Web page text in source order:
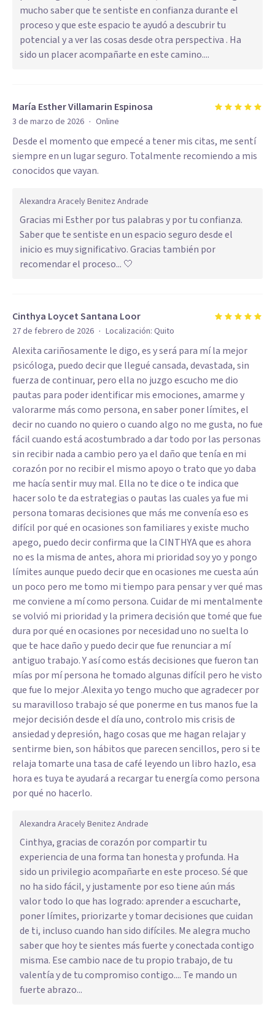
mucho saber que te sentiste en confianza durante el
proceso y que este espacio te ayudó a descubrir tu
potencial y a ver las cosas desde otra perspectiva . Ha
sido un placer acompañarte en este camino....
María Esther Villamarin Espinosa
3 de marzo de 2026 · Online
Desde el momento que empecé a tener mis citas, me sentí
siempre en un lugar seguro. Totalmente recomiendo a mis
conocidos que vayan.
Alexandra Aracely Benitez Andrade
Gracias mi Esther por tus palabras y por tu confianza.
Saber que te sentiste en un espacio seguro desde el
inicio es muy significativo. Gracias también por
recomendar el proceso... 🤍
Cinthya Loycet Santana Loor
27 de febrero de 2026 · Localización: Quito
Alexita cariñosamente le digo, es y será para mí la mejor
psicóloga, puedo decir que llegué cansada, devastada, sin
fuerza de continuar, pero ella no juzgo escucho me dio
pautas para poder identificar mis emociones, amarme y
valorarme más como persona, en saber poner límites, el
decir no cuando no quiero o cuando algo no me gusta, no fue
fácil cuando está acostumbrado a dar todo por las personas
sin recibir nada a cambio pero ya el daño que tenía en mi
corazón por no recibir el mismo apoyo o trato que yo daba
me hacía sentir muy mal. Ella no te dice o te indica que
hacer solo te da estrategias o pautas las cuales ya fue mi
persona tomaras decisiones que más me convenía eso es
difícil por qué en ocasiones son familiares y existe mucho
apego, puedo decir confirma que la CINTHYA que es ahora
no es la misma de antes, ahora mi prioridad soy yo y pongo
límites aunque puedo decir que en ocasiones me cuesta aún
un poco pero me tomo mi tiempo para pensar y ver qué mas
me conviene a mí como persona. Cuidar de mi mentalmente
se volvió mi prioridad y la primera decisión que tomé que fue
dura por qué en ocasiones por necesidad uno no suelta lo
que te hace daño y puedo decir que fue renunciar a mí
antiguo trabajo. Y así como estás decisiones que fueron tan
mías por mí persona he tomado algunas difícil pero he visto
que fue lo mejor .Alexita yo tengo mucho que agradecer por
su maravilloso trabajo sé que ponerme en tus manos fue la
mejor decisión desde el día uno, controlo mis crisis de
ansiedad y depresión, hago cosas que me hagan relajar y
sentirme bien, son hábitos que parecen sencillos, pero si te
relaja tomarte una tasa de café leyendo un libro hazlo, esa
hora es tuya te ayudará a recargar tu energía como persona
por qué no hacerlo.
Alexandra Aracely Benitez Andrade
Cinthya, gracias de corazón por compartir tu
experiencia de una forma tan honesta y profunda. Ha
sido un privilegio acompañarte en este proceso. Sé que
no ha sido fácil, y justamente por eso tiene aún más
valor todo lo que has logrado: aprender a escucharte,
poner límites, priorizarte y tomar decisiones que cuidan
de ti, incluso cuando han sido difíciles. Me alegra mucho
saber que hoy te sientes más fuerte y conectada contigo
misma. Ese cambio nace de tu propio trabajo, de tu
valentía y de tu compromiso contigo.... Te mando un
fuerte abrazo...